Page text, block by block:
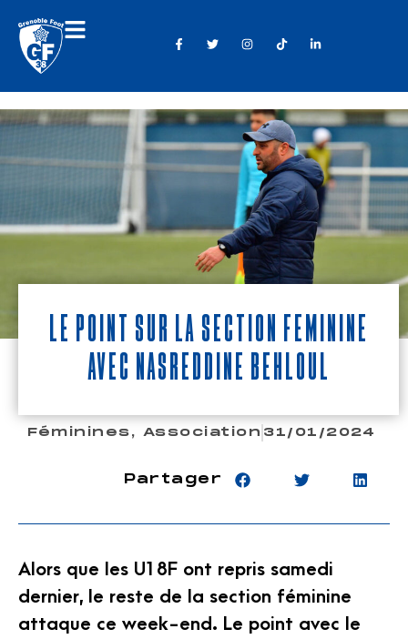
Le point sur la section féminine
avec Nasreddine Behloul
Féminines, Association 31/01/2024
Partager
Alors que les U18F ont repris samedi
dernier, le reste de la section féminine
attaque ce week-end. Le point avec le